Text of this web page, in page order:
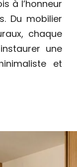
à l’honneur
Du mobilier
chaque
une
et